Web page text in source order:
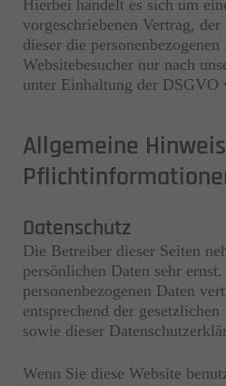
Hierbei handelt es sich um
vorgeschriebenen Vertrag, der
dieser die personenbezogenen
Websitebesucher nur nach
unter Einhaltung der DSGVO
Allgemeine
Datenschutz
Die Betreiber dieser Seiten
persönlichen Daten sehr
personenbezogenen Daten
entsprechend der
sowie dieser
Wenn Sie diese Website